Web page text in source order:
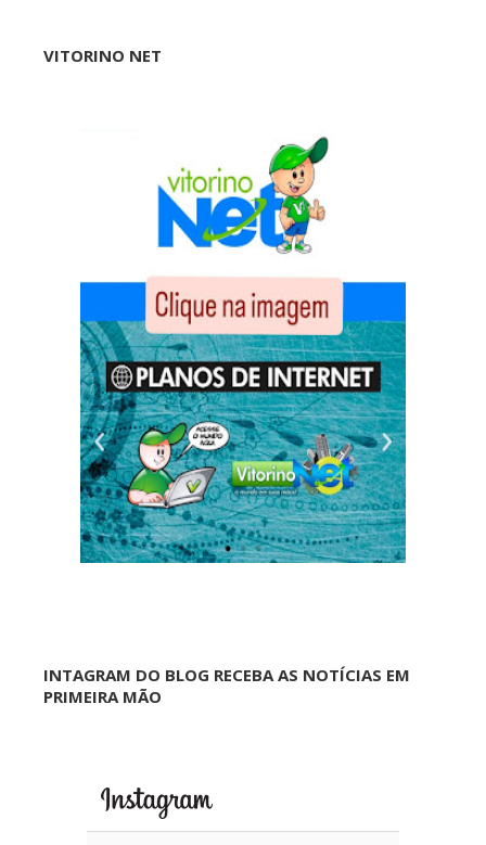
VITORINO NET
INTAGRAM DO BLOG RECEBA AS NOTÍCIAS EM
PRIMEIRA MÃO